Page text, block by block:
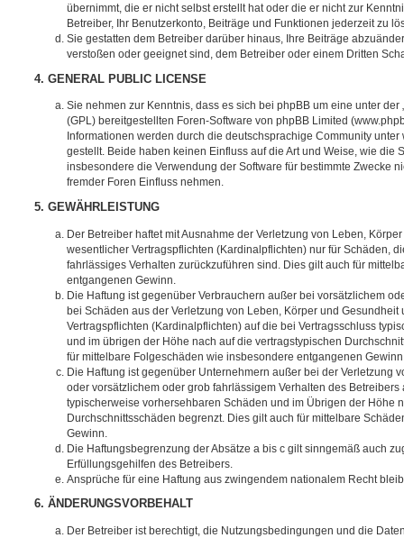
übernimmt, die er nicht selbst erstellt hat oder die er nicht zur
Betreiber, Ihr Benutzerkonto, Beiträge und Funktionen jederzeit zu
Sie gestatten dem Betreiber darüber hinaus, Ihre Beiträge
verstoßen oder geeignet sind, dem Betreiber oder einem Dritten
4. GENERAL PUBLIC LICENSE
Sie nehmen zur Kenntnis, dass es sich bei phpBB um eine unter der
(GPL) bereitgestellten Foren-Software von phpBB Limited
Informationen werden durch die deutschsprachige Community
gestellt. Beide haben keinen Einfluss auf die Art und Weise, wie die
insbesondere die Verwendung der Software für bestimmte Zwecke
fremder Foren Einfluss nehmen.
5. GEWÄHRLEISTUNG
Der Betreiber haftet mit Ausnahme der Verletzung von Leben,
wesentlicher Vertragspflichten (Kardinalpflichten) nur für Schäden,
fahrlässiges Verhalten zurückzuführen sind. Dies gilt auch für
entgangenen Gewinn.
Die Haftung ist gegenüber Verbrauchern außer bei vorsätzlichem
bei Schäden aus der Verletzung von Leben, Körper und
Vertragspflichten (Kardinalpflichten) auf die bei Vertragsschluss
und im übrigen der Höhe nach auf die vertragstypischen
für mittelbare Folgeschäden wie insbesondere entgangenen
Die Haftung ist gegenüber Unternehmern außer bei der Verletzung
oder vorsätzlichem oder grob fahrlässigem Verhalten des Betreibers
typischerweise vorhersehbaren Schäden und im Übrigen der Höhe
Durchschnittsschäden begrenzt. Dies gilt auch für mittelbare
Gewinn.
Die Haftungsbegrenzung der Absätze a bis c gilt sinngemäß auch
Erfüllungsgehilfen des Betreibers.
Ansprüche für eine Haftung aus zwingendem nationalem Recht
6. ÄNDERUNGSVORBEHALT
Der Betreiber ist berechtigt, die Nutzungsbedingungen und die